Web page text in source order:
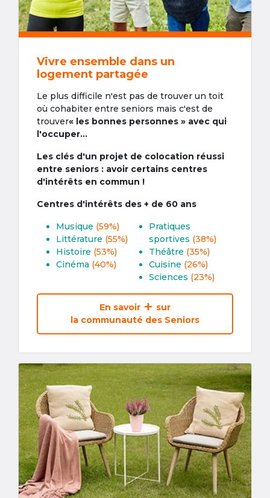
Vivre ensemble dans un
logement partagée
Le plus difficile n'est pas de trouver un toit
où cohabiter entre seniors mais c'est de
trouver« les bonnes personnes » avec qui
l'occuper...
Les clés d'un projet de colocation réussi
entre seniors : avoir certains centres
d'intérêts en commun !
Centres d'intérêts des + de 60 ans
Musique (59%)
Littérature (55%)
Histoire (53%)
Cinéma (40%)
Pratiques
sportives (38%)
Théâtre (35%)
Cuisine (26%)
Sciences (23%)
En savoir
sur
la communauté des Seniors